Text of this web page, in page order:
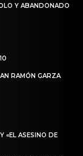
Y ABANDONADO
RAMÓN GARZA
«EL ASESINO DE